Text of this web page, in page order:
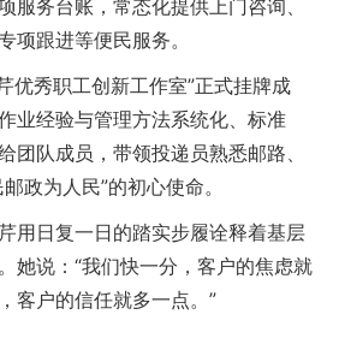
服务台账，常态化提供上门咨询、
项跟进等便民服务。
秀职工创新工作室”正式挂牌成
业经验与管理方法系统化、标准
团队成员，带领投递员熟悉邮路、
政为人民”的初心使命。
日复一日的踏实步履诠释着基层
她说：“我们快一分，客户的焦虑就
客户的信任就多一点。”